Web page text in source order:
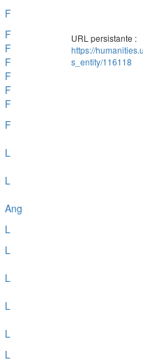
F
F
F
F
F
F
F
F
L
L
Ang
L
L
L
L
L
L
URL persistante :
https://
s_entity/116118